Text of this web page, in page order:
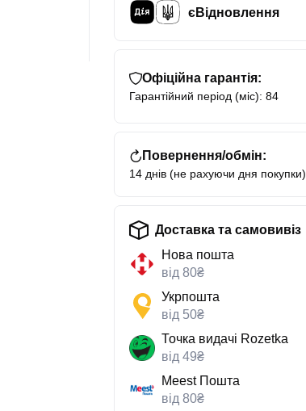
єВідновлення
Офіційна гарантія:
Гарантійний період (міс): 84
Повернення/обмін:
14 днів (не рахуючи дня покупки)
Доставка та самовивіз
Нова пошта
від 80₴
Укрпошта
від 50₴
Точка видачі Rozetka
від 49₴
Meest Пошта
від 80₴